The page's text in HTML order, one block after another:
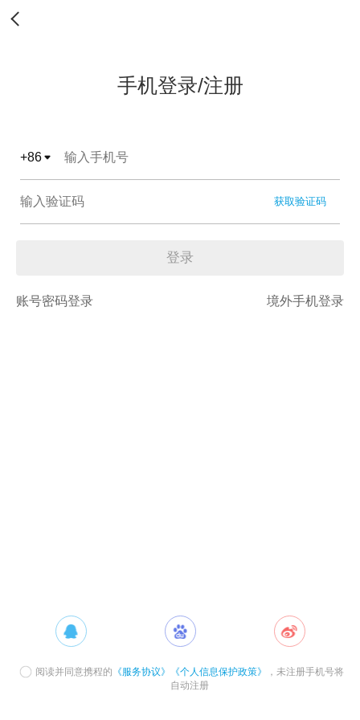
手机登录/注册
+86
获取验证码
登录
账号密码登录 境外手机登录
阅读并同意携程的 《服务协议》 《个人信息保护政策》
，未注册手机号将
自动注册